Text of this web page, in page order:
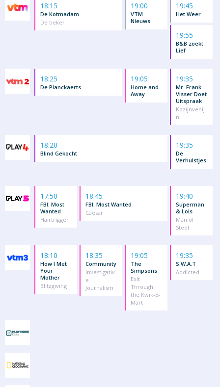
18:15
De Kotmadam
De beker
19:00
VTM
Nieuws
19:45
Het Weer
19:55
B&B zoekt
Lief
18:25
De Planckaerts
19:05
Home and
Away
19:35
Mr. Frank
Visser Doet
Uitspraak
Kozijnvenij
n
18:20
Blind Gekocht
19:35
De
Verhulstjes
17:50
FBI: Most
Wanted
Hairtrigger
18:45
FBI: Most Wanted
Caesar
19:40
Superman
& Lois
Man of
Steel
18:10
How I Met
Your
Mother
Blitzgiving
18:35
Community
Investigativ
e
Journalism
19:05
The
Simpsons
Exit
Through
the Kwik-E-
Mart
19:35
S.W.A.T
Addicted